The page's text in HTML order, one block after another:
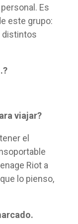
Es
este grupo:
distintos
viajar?
el
Riot a
lo pienso,